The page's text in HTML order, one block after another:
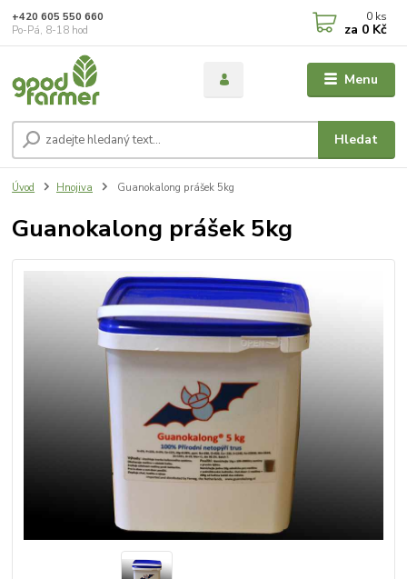
Menu
Hledat
+420 605 550 660
Po-Pá, 8-18 hod
0 ks
za 0 Kč
Úvod Hnojiva Guanokalong prášek 5kg
Guanokalong prášek 5kg